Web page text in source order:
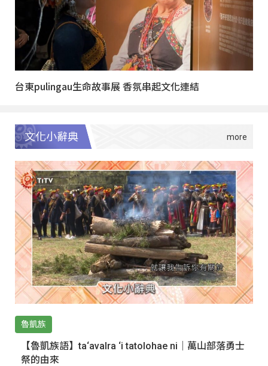
台東pulingau生命故事展 香氛串起文化連結
文化小辭典
魯凱族
【魯凱族語】ta‘avalra ‘i tatolohae ni｜萬山部落勇士
祭的由來